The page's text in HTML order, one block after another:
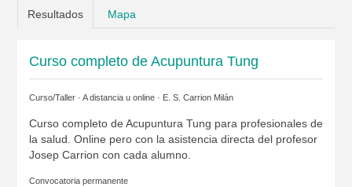
Resultados Mapa
Curso completo de Acupuntura Tung
Curso/Taller · A distancia u online · E. S. Carrion Milán
Curso completo de Acupuntura Tung para profesionales de
la salud. Online pero con la asistencia directa del profesor
Josep Carrion con cada alumno.
Convocatoria permanente